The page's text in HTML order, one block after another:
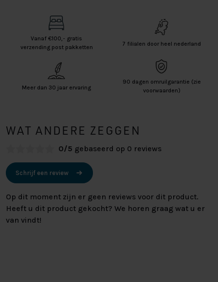
Vanaf €100,- gratis
verzending post pakketten
7 filialen door heel nederland
Meer dan 30 jaar ervaring
90 dagen omruilgarantie (zie
voorwaarden)
WAT ANDERE ZEGGEN
0/5 gebaseerd op 0 reviews
Schrijf een review
Op dit moment zijn er geen reviews voor dit product.
Heeft u dit product gekocht? We horen graag wat u er
van vindt!